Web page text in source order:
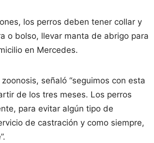
los perros deben tener collar y
o bolso, llevar manta de abrigo para
domicilio en Mercedes.
señaló “seguimos con esta
de los tres meses. Los perros
para evitar algún tipo de
de castración y como siempre,